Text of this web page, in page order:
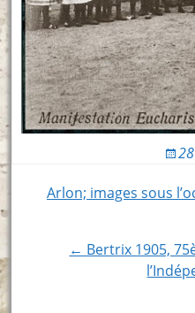
Post
navigation
Arlon; images sous
← Bertrix 1905,